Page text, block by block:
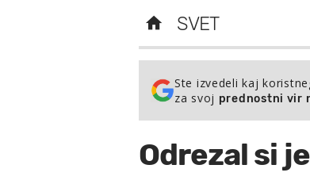
SVET
Ste izvedeli kaj
za svoj prednostni vir
Odrezal si